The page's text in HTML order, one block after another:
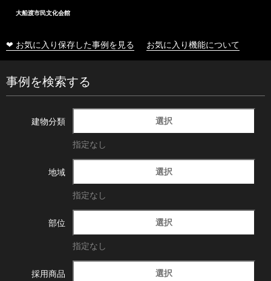
大船渡市民文化会館
❤ お気に入り保存した事例を見る お気に入り機能について
事例を検索する
建物分類 選択
指定なし
地域 選択
指定なし
部位 選択
指定なし
採用商品 選択